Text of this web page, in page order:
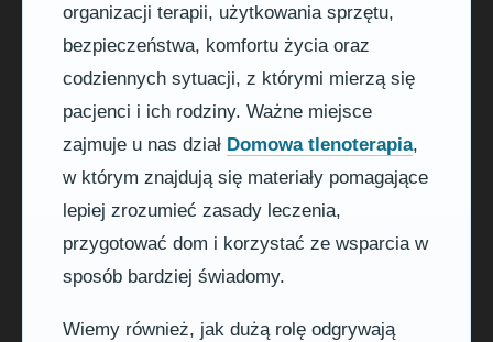
organizacji terapii, użytkowania sprzętu,
bezpieczeństwa, komfortu życia oraz
codziennych sytuacji, z którymi mierzą się
pacjenci i ich rodziny. Ważne miejsce
zajmuje u nas dział Domowa tlenoterapia,
w którym znajdują się materiały pomagające
lepiej zrozumieć zasady leczenia,
przygotować dom i korzystać ze wsparcia w
sposób bardziej świadomy.
Wiemy również, jak dużą rolę odgrywają